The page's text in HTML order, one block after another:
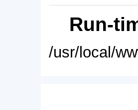
Run-
/usr/local/